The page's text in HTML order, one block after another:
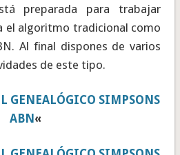
preparada para trabajar
el algoritmo tradicional como
Al final dispones de varios
de este tipo.
GENEALÓGICO SIMPSONS
ABN «